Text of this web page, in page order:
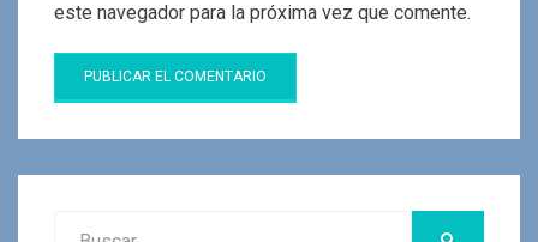
este navegador para la próxima vez que comente.